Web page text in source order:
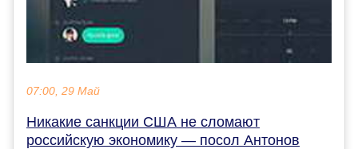
07:00, 29 Май
Никакие санкции США не сломают
российскую экономику — посол Антонов